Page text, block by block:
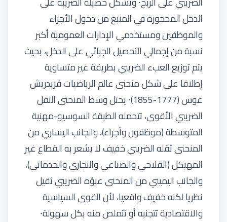
الدخل المحجوزة في المنبع من دخول الأجراء
والموظفين ومستخدمي الإدارات العمومية أكبر
نسبة من إجمالي التحصيل الجبائي على الدخل، بحيث
يتم توزيع العبء الضريبي بطريقة غير متساوية
إطلاقا على شكل منحنى عالم الرياضيات فريدريش
غوس (1777-1855)⸱ يحتل وسط المنحنى الثقل
الضريبي الأقوى، تتحمله الطبقة السوسيو-مهنية
المتوسطة (موظفون وأجراء)، والجانب اليساري من
المنحنى ثقله الضريبي خفيف لا يشعر به القطاع غير
المهيكل (الفلاحي والصناعي والتجاري والخدماتي)،
والجانب اليميني من المنحنى عبؤه الضريبي ثقيل
نظريا لكنه خفيف واقعيا، لأن القوى السياسية
والاقتصادية تتجنبه أو تتملص منه بكل سهولة⸱